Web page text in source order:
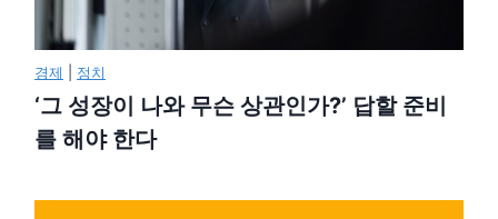
경제 정치
‘그 성장이 나와 무슨 상관인가?’ 답할 준비
를 해야 한다